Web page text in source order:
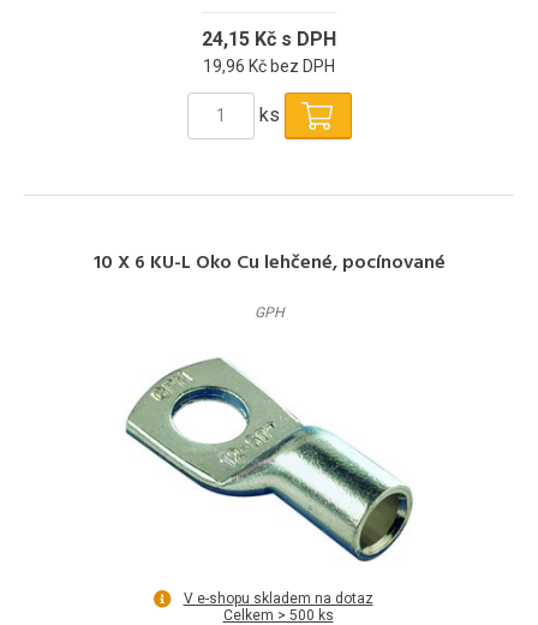
24,15 Kč s DPH
19,96 Kč bez DPH
ks
10 X 6 KU-L Oko Cu lehčené, pocínované
GPH
V e-shopu skladem na dotaz
Celkem > 500 ks